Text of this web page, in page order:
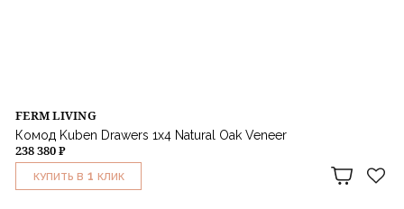
FERM LIVING
Комод Kuben Drawers 1x4 Natural Oak Veneer
238 380 ₽
КУПИТЬ В 1 КЛИК